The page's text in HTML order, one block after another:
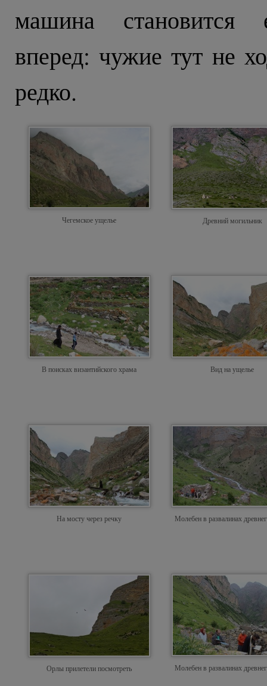
машина становится
вперед: чужие тут не
редко.
Чегемское ущелье Древний могильник
В поисках византийского храма Вид на ущелье
На мосту через речку Молебен в развалинах
Орлы прилетели посмотреть Молебен в развалинах